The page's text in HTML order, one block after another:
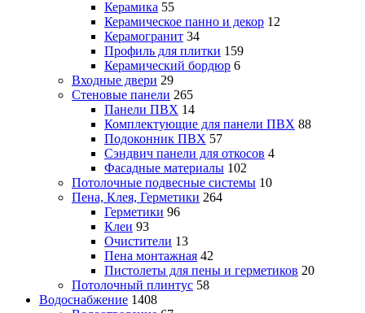
Керамика 55
Керамическое панно и декор 12
Керамогранит 34
Профиль для плитки 159
Керамический бордюр 6
Входные двери 29
Стеновые панели 265
Панели ПВХ 14
Комплектующие для панели ПВХ 88
Подоконник ПВХ 57
Сэндвич панели для откосов 4
Фасадные материалы 102
Потолочные подвесные системы 10
Пена, Клея, Герметики 264
Герметики 96
Клеи 93
Очистители 13
Пена монтажная 42
Пистолеты для пены и герметиков 20
Потолочный плинтус 58
Водоснабжение 1408